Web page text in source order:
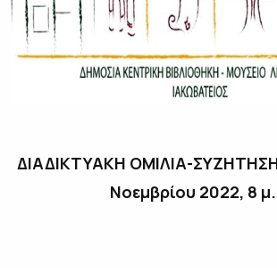
ΔΙΑΔΙΚΤΥΑΚΗ ΟΜΙΛΙΑ-
Νοεμβρίου 2022, 8